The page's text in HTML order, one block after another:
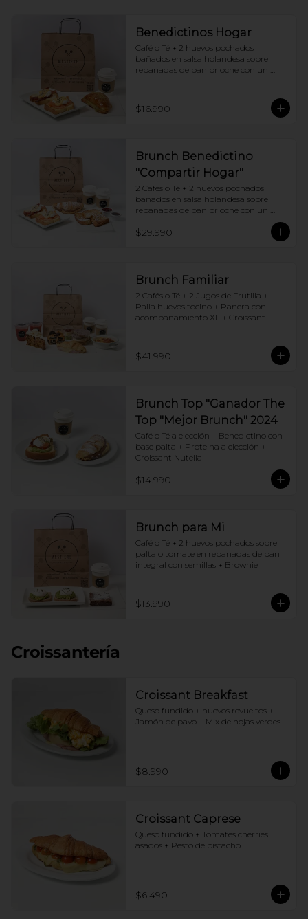
Benedictinos Hogar
Café o Té + 2 huevos pochados
bañados en salsa holandesa sobre
rebanadas de pan brioche con un
$16.990
Brunch Benedictino
"Compartir Hogar"
2 Cafés o Té + 2 huevos pochados
bañados en salsa holandesa sobre
rebanadas de pan brioche con un
ingrediente de tu elección + Tostadas
francesas + Croissant de tu elección
$29.990
Brunch Familiar
2 Cafés o Té + 2 Jugos de Frutilla +
Paila huevos tocino + Panera con
acompañamiento XL + Croissant
$41.990
Brunch Top "Ganador The
Top "Mejor Brunch" 2024
Café o Té a elección + Benedictino con
base palta + Proteina a elección +
Croissant Nutella
$14.990
Brunch para Mi
Café o Té + 2 huevos pochados sobre
palta o tomate en rebanadas de pan
integral con semillas + Brownie
$13.990
Croissantería
Croissant Breakfast
Queso fundido + huevos revueltos +
Jamón de pavo + Mix de hojas verdes
$8.990
Croissant Caprese
Queso fundido + Tomates cherries
asados + Pesto de pistacho
$6.490